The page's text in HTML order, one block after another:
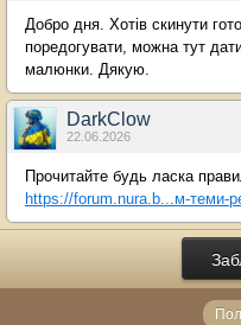
Добро дня. Хотів скинути
поредогувати, можна тут
малюнки. Дякую.
DarkClow
22.06.2026
Прочитайте будь ласка
https://forum.nura.b...м-теми-